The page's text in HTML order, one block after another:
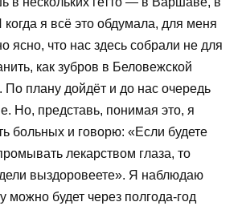
я всё это обдумала, для меня
ясно, что нас здесь собрали не для
как зубров в Беловежской
По плану дойдёт и до нас очередь
Но, представь, понимая это, я
больных и говорю: «Если будете
лекарством глаза, то
выздоровеете». Я наблюдаю
можно будет через полгода-год